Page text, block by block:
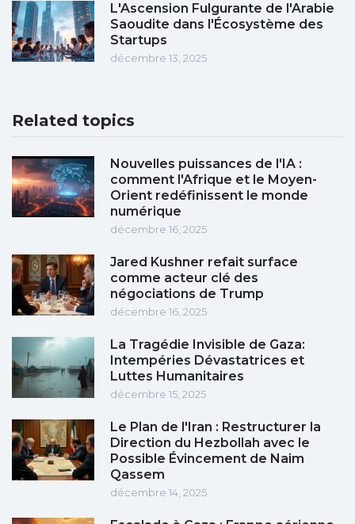
L'Ascension Fulgurante de l'Arabie
Saoudite dans l'Écosystème des
Startups
décembre 13, 2025
Related topics
Nouvelles puissances de l'IA :
comment l'Afrique et le Moyen-
Orient redéfinissent le monde
numérique
décembre 16, 2025
Jared Kushner refait surface
comme acteur clé des
négociations de Trump
décembre 16, 2025
La Tragédie Invisible de Gaza:
Intempéries Dévastatrices et
Luttes Humanitaires
décembre 15, 2025
Le Plan de l'Iran : Restructurer la
Direction du Hezbollah avec le
Possible Évincement de Naim
Qassem
décembre 14, 2025